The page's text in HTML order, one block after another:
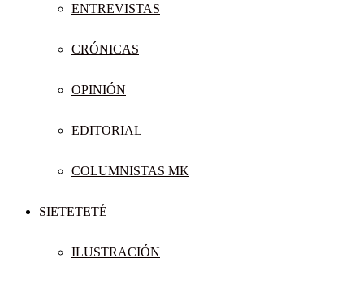
ENTREVISTAS
CRÓNICAS
OPINIÓN
EDITORIAL
COLUMNISTAS MK
SIETETETÉ
ILUSTRACIÓN